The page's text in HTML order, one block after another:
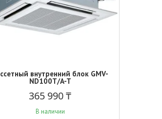
внутренний блок GMV-
ND100T/A-T
365 990 ₸
В наличии